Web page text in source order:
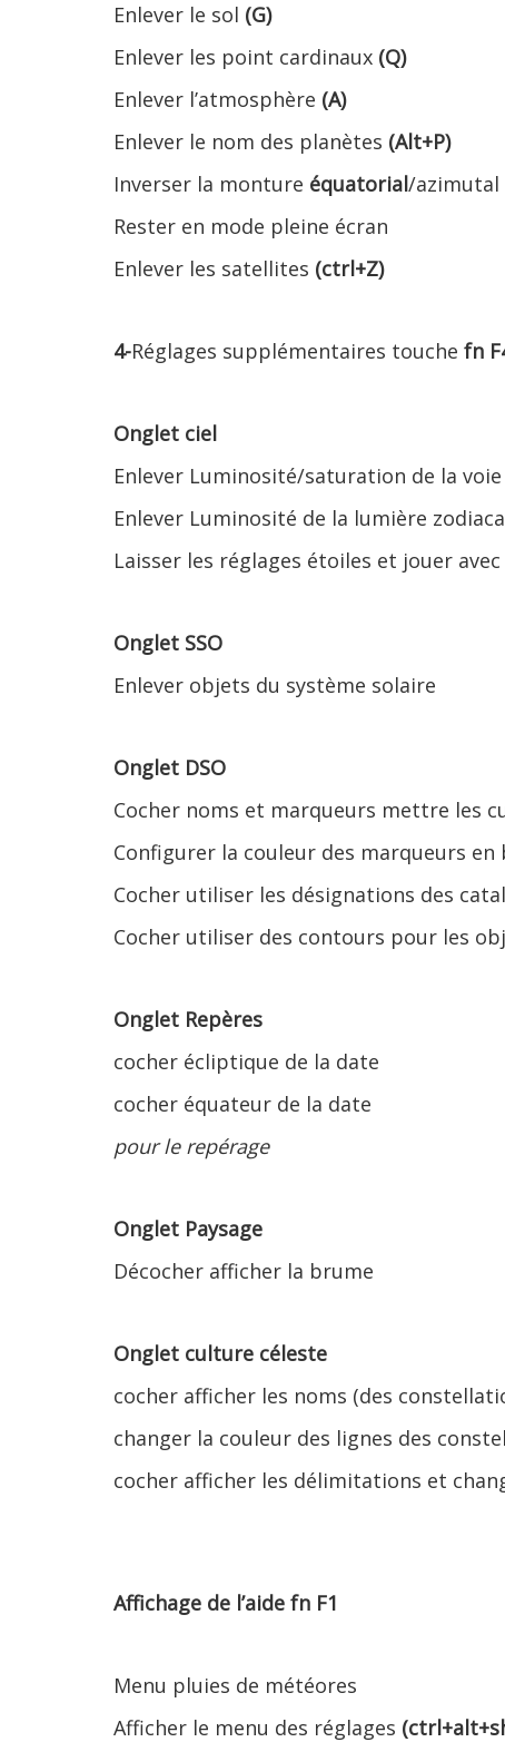
Enlever le sol (G)
Enlever les point cardinaux (Q)
Enlever l’atmosphère (A)
Enlever le nom des planètes (Alt+P)
Inverser la monture équatorial/azimutal
Rester en mode pleine écran
Enlever les satellites (ctrl+Z)
4-Réglages supplémentaires touche fn
Onglet ciel
Enlever Luminosité/saturation de la voie
Enlever Luminosité de la lumière
Laisser les réglages étoiles et jouer
Onglet SSO
Enlever objets du système solaire
Onglet DSO
Cocher noms et marqueurs mettre les
Configurer la couleur des marqueurs en
Cocher utiliser les désignations des
Cocher utiliser des contours pour les
Onglet Repères
cocher écliptique de la date
cocher équateur de la date
pour le repérage
Onglet Paysage
Décocher afficher la brume
Onglet culture céleste
cocher afficher les noms (des
changer la couleur des lignes des
cocher afficher les délimitations et
Affichage de l’aide fn F1
Menu pluies de météores
Afficher le menu des réglages (